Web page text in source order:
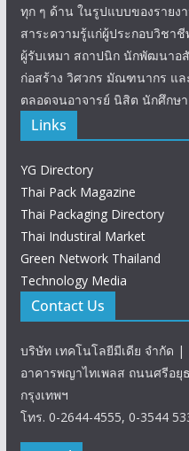
ทุก ๆ ด้าน ในรูปแบบของรายง
สาระความรู้แก่ผู้ประกอบวิชา
ผู้รับเหมา สถาปนิก นักพัฒนาอ
ก่อสร้าง วิศวกร มัณฑนากร แล
ตลอดจนอาจารย์ นิสิต นักศึกษ
Links
YG Directory
Thai Pack Magazine
Thai Packaging Directory
Thai Industiral Market
Green Network Thailand
Technology Media
Contact Us
บริษัท เทคโนโลยีมีเดีย จำกัด |
อาคารพญาไทเพลส ถนนศรีอยุ
กรุงเทพฯ
โทร. 0-2644-4555, 0-3544